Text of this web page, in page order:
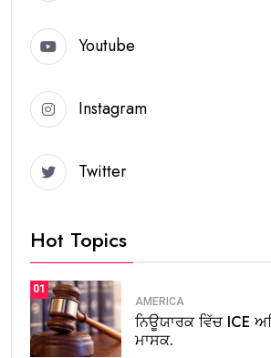
Youtube
Instagram
Twitter
Hot Topics
01
AMERICA
ਨਿਊਯਾਰਕ ਵਿੱਚ ICE
ਮਾਸਕ.